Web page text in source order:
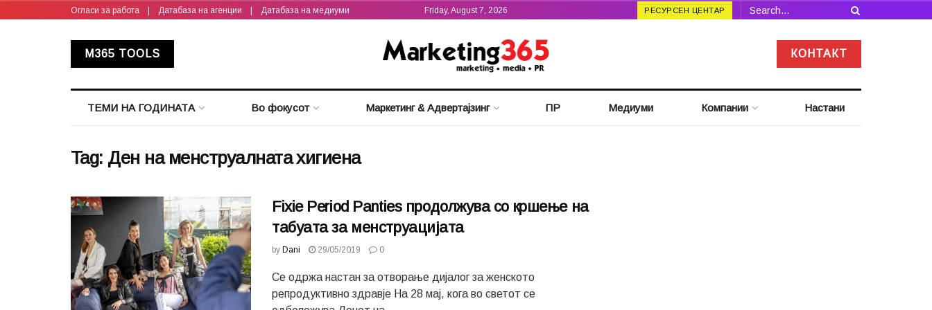
Огласи за работа Датабаза на агенции Датабаза на медиуми Friday, August 7, 2026 РЕСУРСЕН ЦЕНТАР
M365 TOOLS КОНТАКТ
ТЕМИ НА ГОДИНАТА Во фокусот Маркетинг & Адвертајзинг ПР Медиуми Компании Настани
Tag: Ден на менструалната хигиена
Fixie Period Panties продолжува со кршење на
табуата за менструацијата
by Dani 29/05/2019 0
Се одржа настан за отворање дијалог за женското
репродуктивно здравје На 28 мај, кога во светот се